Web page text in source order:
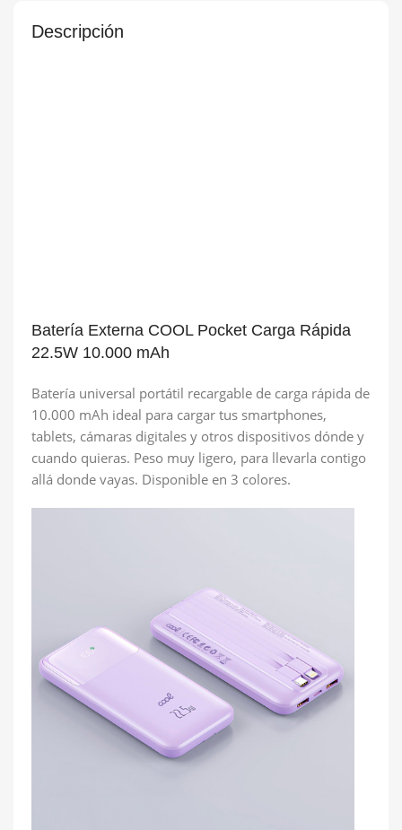
Descripción
Batería Externa COOL Pocket Carga Rápida
22.5W 10.000 mAh
Batería universal portátil recargable de carga rápida de
10.000 mAh ideal para cargar tus smartphones,
tablets, cámaras digitales y otros dispositivos dónde y
cuando quieras. Peso muy ligero, para llevarla contigo
allá donde vayas. Disponible en 3 colores.